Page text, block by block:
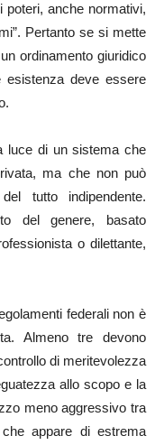
poteri, anche normativi,
Pertanto se si mette
ordinamento giuridico
esistenza deve essere
luce di un sistema che
ma che non può
tutto indipendente.
del genere, basato
o dilettante,
federali non è
Almeno tre devono
di meritevolezza
allo scopo e la
meno aggressivo tra
appare di estrema